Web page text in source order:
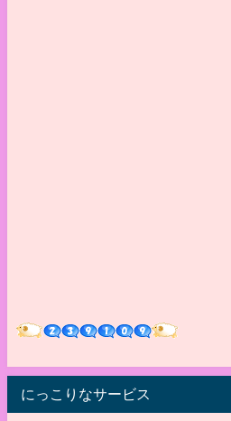
にっこりなサービス